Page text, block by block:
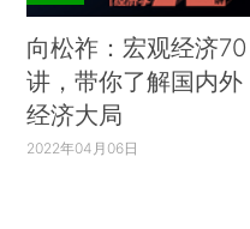
向松祚：宏观经济70
讲，带你了解国内外
经济大局
2022年04月06日